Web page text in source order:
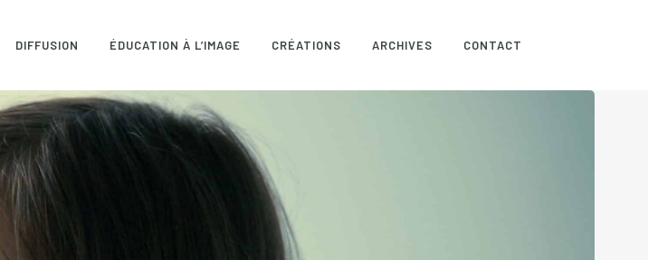
DIFFUSION ÉDUCATION À L’IMAGE CRÉATIONS ARCHIVES CONTACT